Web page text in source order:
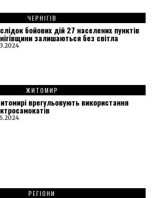
ЧЕРНІГІВ
бойових дій 27 населених пунктів
залишаються без світла
ЖИТОМИР
врегульовують використання
РЕГІОНИ